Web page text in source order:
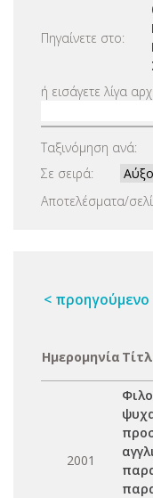
Πηγαίνετε στο:
ή εισάγετε λίγα
Ταξινόμηση ανά:
Σε σειρά:
Αποτελέσματα/
< προηγούμενο
Ημερομηνία
2001